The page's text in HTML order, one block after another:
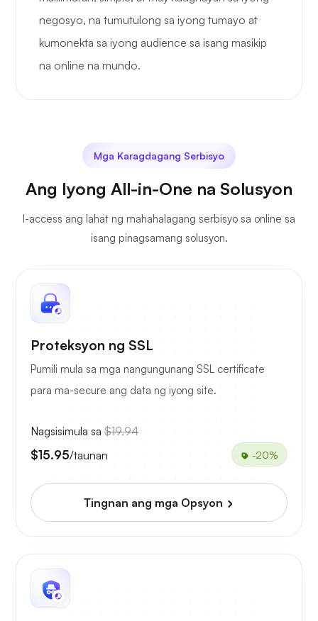
negosyo, na tumutulong sa iyong tumayo at
kumonekta sa iyong audience sa isang masikip
na online na mundo.
Mga Karagdagang Serbisyo
Ang Iyong All-in-One na Solusyon
I-access ang lahat ng mahahalagang serbisyo sa online sa
isang pinagsamang solusyon.
Proteksyon ng SSL
Pumili mula sa mga nangungunang SSL certificate
para ma-secure ang data ng iyong site.
Nagsisimula sa $19.94
$15.95/taunan -20%
Tingnan ang mga Opsyon